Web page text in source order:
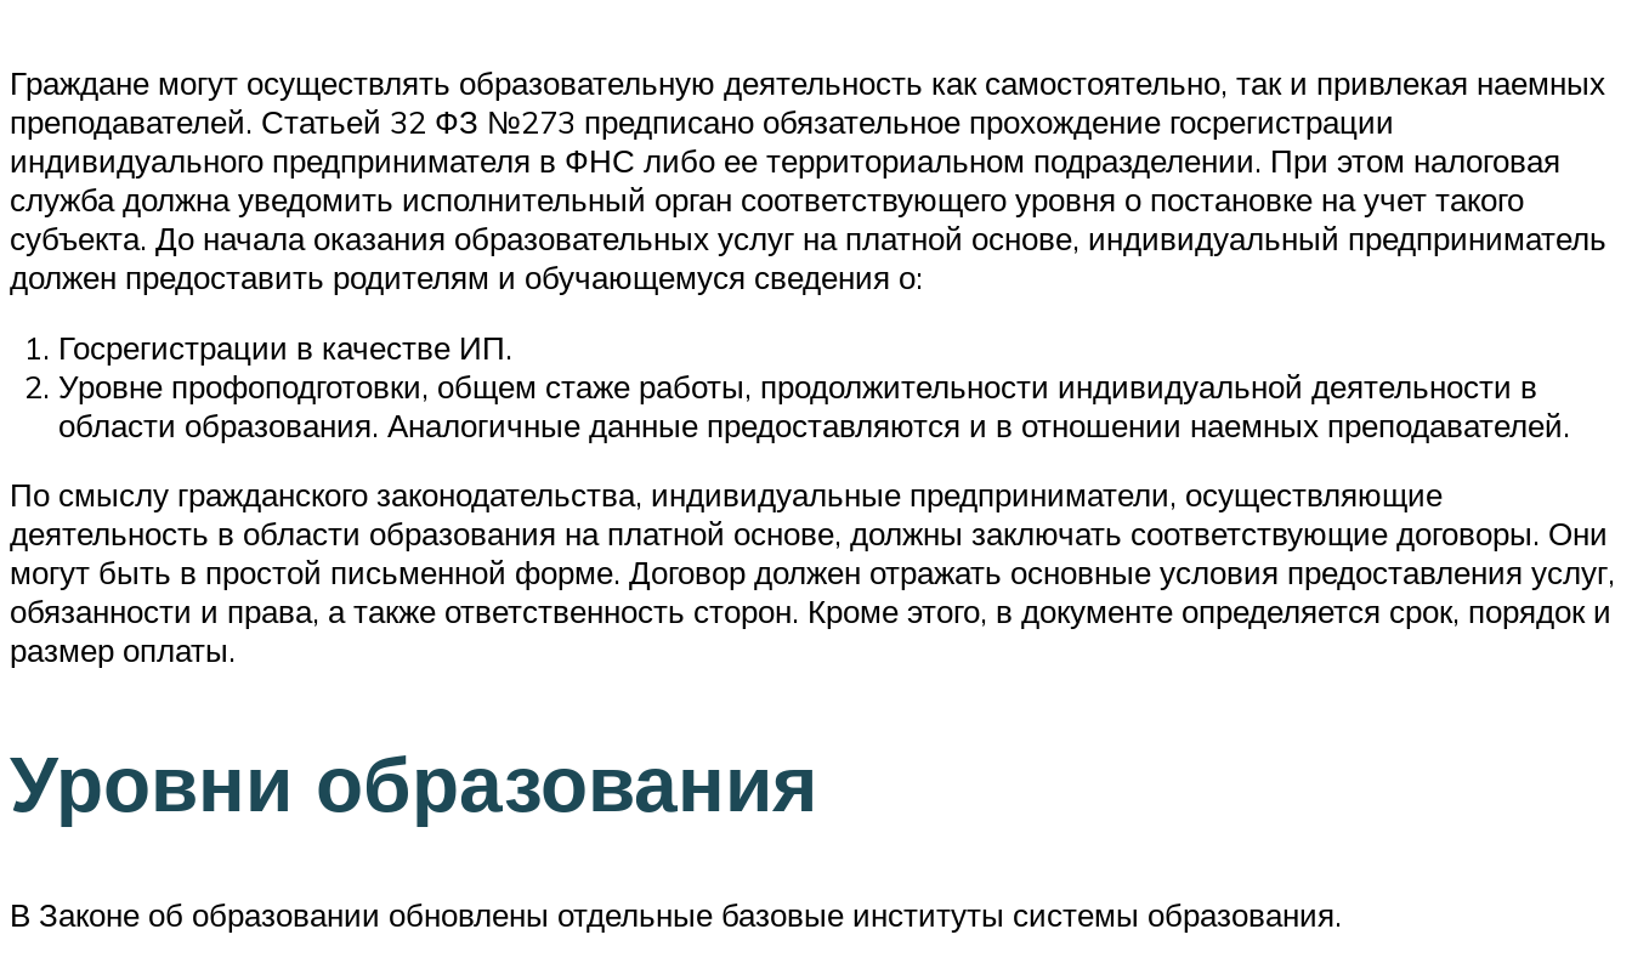
Граждане могут осуществлять образовательную деятельность как самостоятельно, так и привлекая наемных
преподавателей. Статьей 32 ФЗ №273 предписано обязательное прохождение госрегистрации
индивидуального предпринимателя в ФНС либо ее территориальном подразделении. При этом налоговая
служба должна уведомить исполнительный орган соответствующего уровня о постановке на учет такого
субъекта. До начала оказания образовательных услуг на платной основе, индивидуальный предприниматель
должен предоставить родителям и обучающемуся сведения о:
Госрегистрации в качестве ИП.
Уровне профоподготовки, общем стаже работы, продолжительности индивидуальной деятельности в
области образования. Аналогичные данные предоставляются и в отношении наемных преподавателей.
По смыслу гражданского законодательства, индивидуальные предприниматели, осуществляющие
деятельность в области образования на платной основе, должны заключать соответствующие договоры. Они
могут быть в простой письменной форме. Договор должен отражать основные условия предоставления услуг,
обязанности и права, а также ответственность сторон. Кроме этого, в документе определяется срок, порядок и
размер оплаты.
Уровни образования
В Законе об образовании обновлены отдельные базовые институты системы образования.